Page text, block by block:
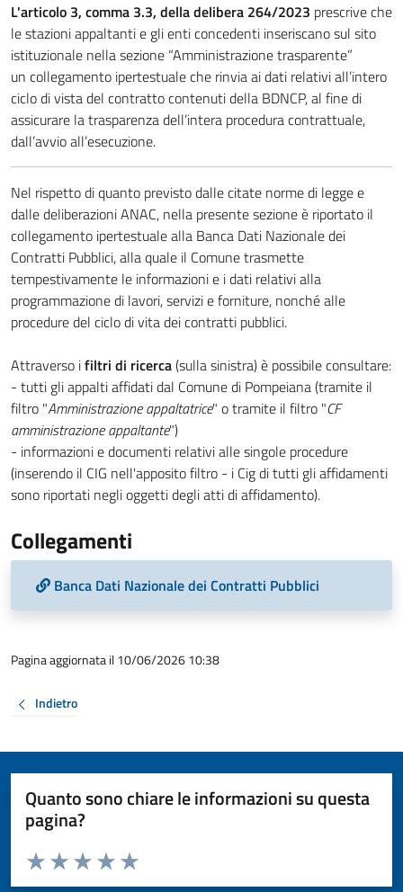
L'articolo 3, comma 3.3, della delibera 264/2023 prescrive che
le stazioni appaltanti e gli enti concedenti inseriscano sul sito
istituzionale nella sezione “Amministrazione trasparente”
un collegamento ipertestuale che rinvia ai dati relativi all’intero
ciclo di vista del contratto contenuti della BDNCP, al fine di
assicurare la trasparenza dell’intera procedura contrattuale,
dall’avvio all’esecuzione.
Nel rispetto di quanto previsto dalle citate norme di legge e
dalle deliberazioni ANAC, nella presente sezione è riportato il
collegamento ipertestuale alla Banca Dati Nazionale dei
Contratti Pubblici, alla quale il Comune trasmette
tempestivamente le informazioni e i dati relativi alla
programmazione di lavori, servizi e forniture, nonché alle
procedure del ciclo di vita dei contratti pubblici.
Attraverso ifiltri di ricerca(sulla sinistra) è possibile consultare:
- tutti gli appalti affidati dal Comune di Pompeiana (tramite il
filtro "Amministrazione appaltatrice" o tramite il filtro "CF
amministrazione appaltante")
- informazioni e documenti relativi alle singole procedure
(inserendo il CIG nell'apposito filtro - i Cig di tutti gli affidamenti
sono riportati negli oggetti degli atti di affidamento).
Collegamenti
Banca Dati Nazionale dei Contratti Pubblici
Pagina aggiornata il 10/06/2026 10:38
Indietro
Quanto sono chiare le informazioni su questa
pagina?
Valuta da 1 a 5 stelle la pagina
Valuta 5 stelle su 5
Valuta 4 stelle su 5
Valuta 3 stelle su 5
Valuta 2 stelle su 5
Valuta 1 stelle su 5